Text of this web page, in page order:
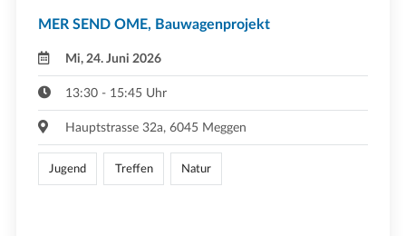
MER SEND OME, Bauwagenprojekt
Mi, 24. Juni 2026
13:30 - 15:45 Uhr
Hauptstrasse 32a, 6045 Meggen
Jugend Treffen Natur